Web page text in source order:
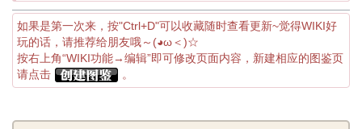
如果是第一次来，按"Ctrl+D"可以收藏随时查看更新~觉得WIKI好
玩的话，请推荐给朋友哦～(◕ω＜)☆
按右上角“WIKI功能→编辑”即可修改页面内容，新建相应的图鉴页
请点击
。